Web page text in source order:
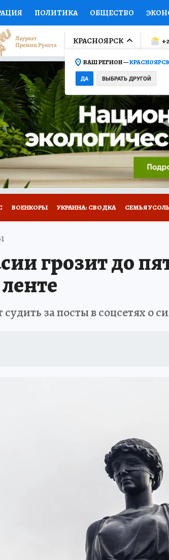
ПОЛИТИКА ОБЩЕСТВО
СПОРТ КОЛУМНИСТЫ
ФИНАНСЫ ОТКРЫВАЕМ МИР Я
НА СПОРТ ПРОМОКОДЫ СЕРИАЛЫ
ТЕЛЕВИЗОР КОЛЛЕКЦИИ
НОВОЕ НА САЙТЕ
КРАСНОЯРСК
ВАШ РЕГИОН —
ДА ВЫБРАТЬ ДРУГОЙ
ВОЕНКОРЫ УКРАИНА: СВОДКА СЕМЬЯ
РОССИЯ
грозит до
за посты в соцсетях о